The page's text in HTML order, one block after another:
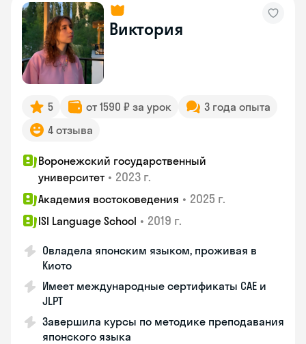
Виктория
5 от 1590 ₽ за урок
3 года опыта
4 отзыва
Воронежский государственный
университет • 2023 г.
Академия востоковедения • 2025 г.
ISI Language School • 2019 г.
Овладела японским языком, проживая в
Киото
Имеет международные сертификаты CAE и
JLPT
Завершила курсы по методике преподавания
японского языка